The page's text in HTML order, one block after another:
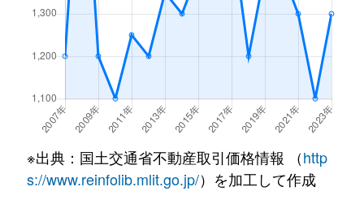
※出典：国土交通省不動産取引価格情報 （http
s://www.reinfolib.mlit.go.jp/）を加工して作成